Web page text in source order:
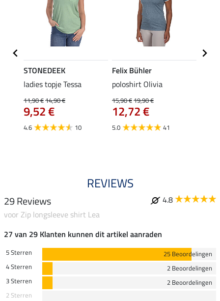
STONEDEEK
ladies topje Tessa
11,90 €14,90 €
9,52 €
4.6 10
Felix Bühler
poloshirt Olivia
15,90 €19,90 €
12,72 €
5.0 41
REVIEWS
29 Reviews
4.8
voor Zip longsleeve shirt Lea
27 van 29 Klanten kunnen dit artikel aanraden
5 Sterren
25 Beoordelingen
4 Sterren
2 Beoordelingen
3 Sterren
2 Beoordelingen
2 Sterren